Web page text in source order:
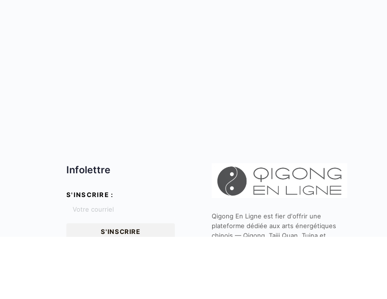
Infolettre
S'INSCRIRE :
S'INSCRIRE
Qigong En Ligne est fier d'offrir une
plateforme dédiée aux arts énergétiques
chinois — Qigong, Taiji Quan, Tuina et